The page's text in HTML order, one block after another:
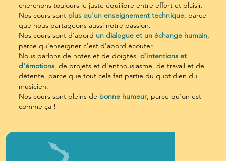
cherchons toujours le juste équilibre entre effort et plaisir.
​Nos cours sont plus qu'un enseignement technique, parce
que nous partageons aussi notre passion.
​Nos cours sont d'abord un dialogue et un échange humain,
parce qu'enseigner c'est d'abord écouter.
​Nous parlons de notes et de doigtés,d'intentions et
d'émotions, de projets et d'enthousiasme, de travail et de
détente, parce que tout cela fait partie du quotidien du
musicien.
​Nos cours sont pleins de bonne humeur, parce qu'on est
comme ça !